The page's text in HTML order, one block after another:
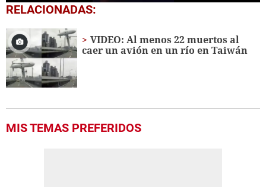
0
seconds
35
seconds
RELACIONADAS:
VIDEO: Al menos 22 muertos al
caer un avión en un río en Taiwán
MIS TEMAS PREFERIDOS